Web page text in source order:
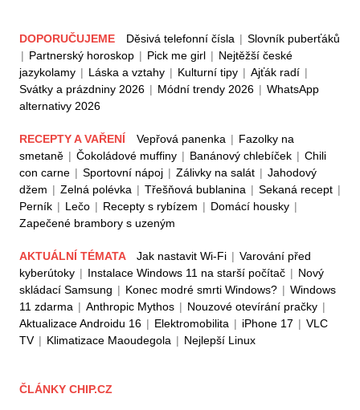
DOPORUČUJEME Děsivá telefonní čísla | Slovník puberťáků
| Partnerský horoskop | Pick me girl | Nejtěžší české
jazykolamy | Láska a vztahy | Kulturní tipy | Ajťák radí |
Svátky a prázdniny 2026 | Módní trendy 2026 | WhatsApp
alternativy 2026
RECEPTY A VAŘENÍ Vepřová panenka | Fazolky na
smetaně | Čokoládové muffiny | Banánový chlebíček | Chili
con carne | Sportovní nápoj | Zálivky na salát | Jahodový
džem | Zelná polévka | Třešňová bublanina | Sekaná recept |
Perník | Lečo | Recepty s rybízem | Domácí housky |
Zapečené brambory s uzeným
AKTUÁLNÍ TÉMATA Jak nastavit Wi-Fi | Varování před
kyberútoky | Instalace Windows 11 na starší počítač | Nový
skládací Samsung | Konec modré smrti Windows? | Windows
11 zdarma | Anthropic Mythos | Nouzové otevírání pračky |
Aktualizace Androidu 16 | Elektromobilita | iPhone 17 | VLC
TV | Klimatizace Maoudegola | Nejlepší Linux
ČLÁNKY CHIP.CZ